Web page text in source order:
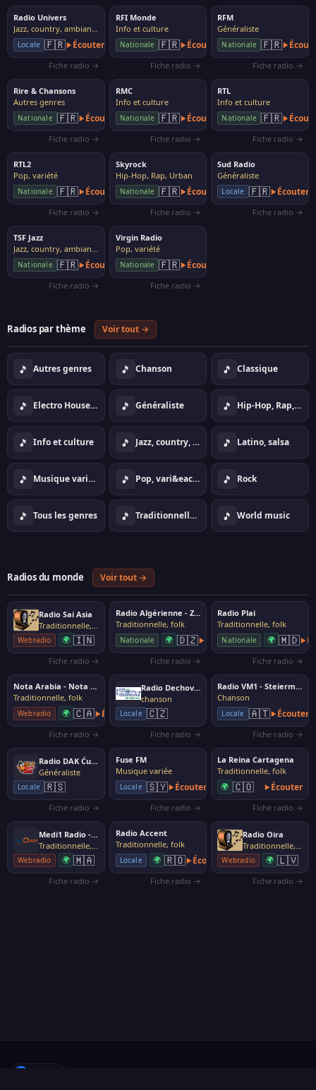
Radio Univers
Jazz, country, ambiance
Locale 🇫🇷 Écouter
Fiche radio →
RFI Monde
Info et culture
Nationale 🇫🇷 Écouter
Fiche radio →
RFM
Généraliste
Nationale 🇫🇷
Fiche radio →
Rire & Chansons
Autres genres
Nationale 🇫🇷 Écouter
Fiche radio →
RMC
Info et culture
Nationale 🇫🇷 Écouter
Fiche radio →
RTL
Info et culture
Nationale 🇫🇷
Fiche radio →
RTL2
Pop, variété
Nationale 🇫🇷 Écouter
Fiche radio →
Skyrock
Hip-Hop, Rap, Urban
Nationale 🇫🇷 Écouter
Fiche radio →
Sud Radio
Généraliste
Locale 🇫🇷 Écouter
Fiche radio →
TSF Jazz
Jazz, country, ambiance
Nationale 🇫🇷 Écouter
Fiche radio →
Virgin Radio
Pop, variété
Nationale 🇫🇷 Écouter
Fiche radio →
Radios par thème Voir tout →
🎵 Autres genres 🎵 Chanson 🎵 Classique
🎵 Electro House Dance 🎵 Généraliste 🎵 Hip-Hop, Rap, Urban
🎵 Info et culture 🎵 Jazz, country, ambiance 🎵 Latino, salsa
🎵 Musique vari&eacute;e 🎵 Pop, vari&eacute;t&eacute; 🎵 Rock
🎵 Tous les genres 🎵 Traditionnelle, folk 🎵 World music
Radios du monde Voir tout →
Radio Sai Asia
Traditionnelle, folk
Webradio 🌍 🇮🇳
Fiche radio →
Radio Algérienne - Zaman FM
Traditionnelle, folk
Nationale 🌍 🇩🇿 Écouter
Fiche radio →
Radio Plai
Traditionnelle, folk
Nationale 🌍 🇲🇩
Fiche radio →
Nota Arabia - Nota Magharibia
Traditionnelle, folk
Webradio 🌍 🇨🇦 Écouter
Fiche radio →
Radio Dechovka
chanson
Locale 🇨🇿
Fiche radio →
Radio VM1 - Steiermark
Chanson
Locale 🇦🇹 Écouter
Fiche radio →
Radio DAK Ćuprija
Généraliste
Locale 🇷🇸
Fiche radio →
Fuse FM
Musique variée
Locale 🇸🇾 Écouter
Fiche radio →
La Reina Cartagena
Traditionnelle, folk
🌍 🇨🇴 Écouter
Fiche radio →
Medi1 Radio - Andalouse
Traditionnelle, folk
Webradio 🌍 🇲🇦
Fiche radio →
Radio Accent
Traditionnelle, folk
Locale 🌍 🇷🇴 Écouter
Fiche radio →
Radio Oira
Traditionnelle, folk
Webradio 🌍 🇱🇻
Fiche radio →